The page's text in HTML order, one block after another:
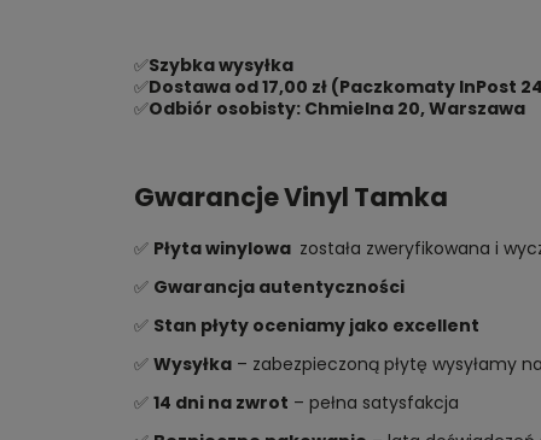
✅Szybka wysyłka
✅Dostawa od 17,00 zł (Paczkomaty InPost
✅Odbiór osobisty: Chmielna 20, Warszawa
Gwarancje Vinyl Tamka
✅ Płyta winylowa została zweryfikowana i
✅ Gwarancja autentyczności
✅ Stan płyty oceniamy jako excellent
✅ Wysyłka– zabezpieczoną płytę wysyłamy
✅ 14 dni na zwrot – pełna satysfakcja